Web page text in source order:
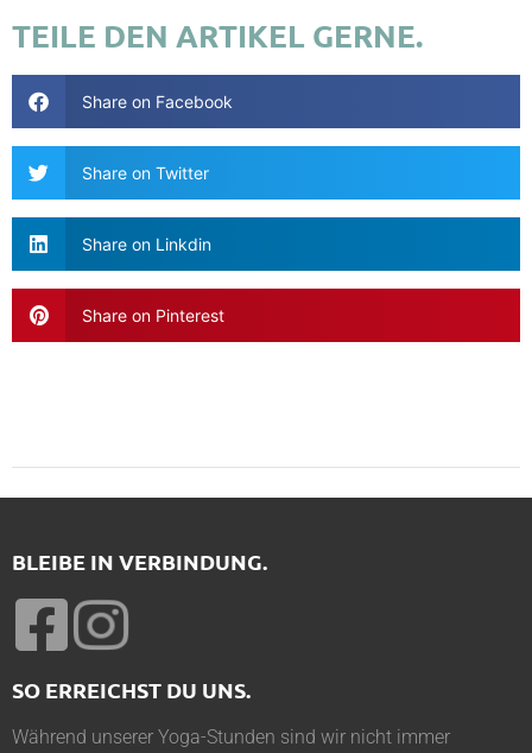
TEILE DEN ARTIKEL GERNE.
Share on Facebook
Share on Twitter
Share on Linkdin
Share on Pinterest
BLEIBE IN VERBINDUNG.
SO ERREICHST DU UNS.
Während unserer Yoga-Stunden sind wir nicht immer